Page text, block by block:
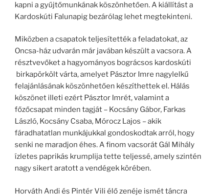
kapni a gyűjtőmunkának köszönhetően. A kiállítást a
Kardoskúti Falunapig bezárólag lehet megtekinteni.
Miközben a csapatok teljesítették a feladatokat, az
Oncsa-ház udvarán már javában készült a vacsora. A
résztvevőket a hagyományos bográcsos kardoskúti
birkapörkölt várta, amelyet Pásztor Imre nagylelkű
felajánlásának köszönhetően készíthettek el. Hálás
köszönet illeti ezért Pásztor Imrét, valamint a
főzőcsapat minden tagját – Kocsány Gábor, Farkas
László, Kocsány Csaba, Mórocz Lajos – akik
fáradhatatlan munkájukkal gondoskodtak arról, hogy
senki ne maradjon éhes. A finom vacsorát Gál Mihály
ízletes paprikás krumplija tette teljessé, amely szintén
nagy sikert aratott a vendégek körében.
Horváth Andi és Pintér Vili élő zenéje ismét táncra